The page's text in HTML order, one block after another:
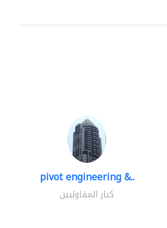
pivot engineering &..
كبار المقاوليين